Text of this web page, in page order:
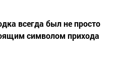
всегда был не просто
символом прихода